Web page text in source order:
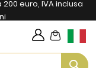
euro, IVA inclusa
Carrello